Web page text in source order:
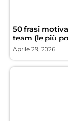
50 frasi
team (le più
Aprile 29, 2026